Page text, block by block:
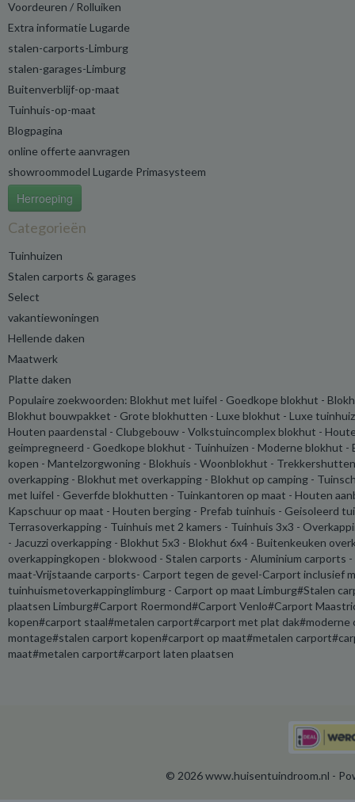
Voordeuren / Rolluiken
Extra informatie Lugarde
stalen-carports-Limburg
stalen-garages-Limburg
Buitenverblijf-op-maat
Tuinhuis-op-maat
Blogpagina
online offerte aanvragen
showroommodel Lugarde Primasysteem
Herroeping
Categorieën
Tuinhuizen
Stalen carports & garages
Select
vakantiewoningen
Hellende daken
Maatwerk
Platte daken
Populaire zoekwoorden: Blokhut met luifel - Goedkope blokhut -
Blokhut bouwpakket - Grote blokhutten - Luxe blokhut - Luxe
Houten paardenstal - Clubgebouw - Volkstuincomplex blokhut -
geimpregneerd - Goedkope blokhut - Tuinhuizen - Moderne blokhut
kopen - Mantelzorgwoning - Blokhuis - Woonblokhut -
overkapping - Blokhut met overkapping - Blokhut op camping -
met luifel - Geverfde blokhutten - Tuinkantoren op maat - Houten
Kapschuur op maat - Houten berging - Prefab tuinhuis - Geisoleerd
Terrasoverkapping - Tuinhuis met 2 kamers - Tuinhuis 3x3 -
- Jacuzzi overkapping - Blokhut 5x3 - Blokhut 6x4 - Buitenkeuken
overkappingkopen - blokwood - Stalen carports - Aluminium
maat-Vrijstaande carports- Carport tegen de gevel-Carport inclusief
tuinhuismetoverkappinglimburg - Carport op maat Limburg#Stalen
plaatsen Limburg#Carport Roermond#Carport Venlo#Carport
kopen#carport staal#metalen carport#carport met plat
montage#stalen carport kopen#carport op maat#metalen
maat#metalen carport#carport laten plaatsen
© 2026 www.huisentuindroom.nl -